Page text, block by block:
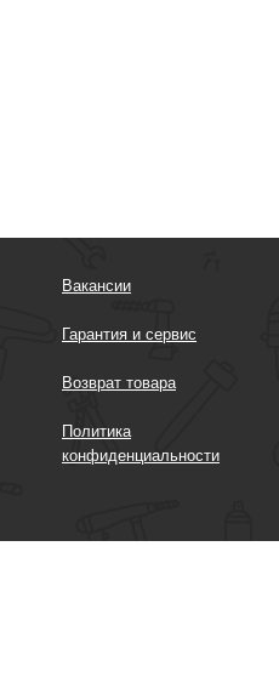
Вакансии
Гарантия и сервис
Возврат товара
Политика
конфиденциальности